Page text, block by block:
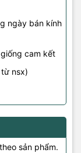
ngày bán kính
cam kết
nsx)
sản phẩm.